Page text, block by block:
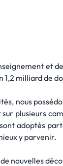
et
1,2 milliard de
nous
plusieurs
adoptés
y parvenir.
nouvelles